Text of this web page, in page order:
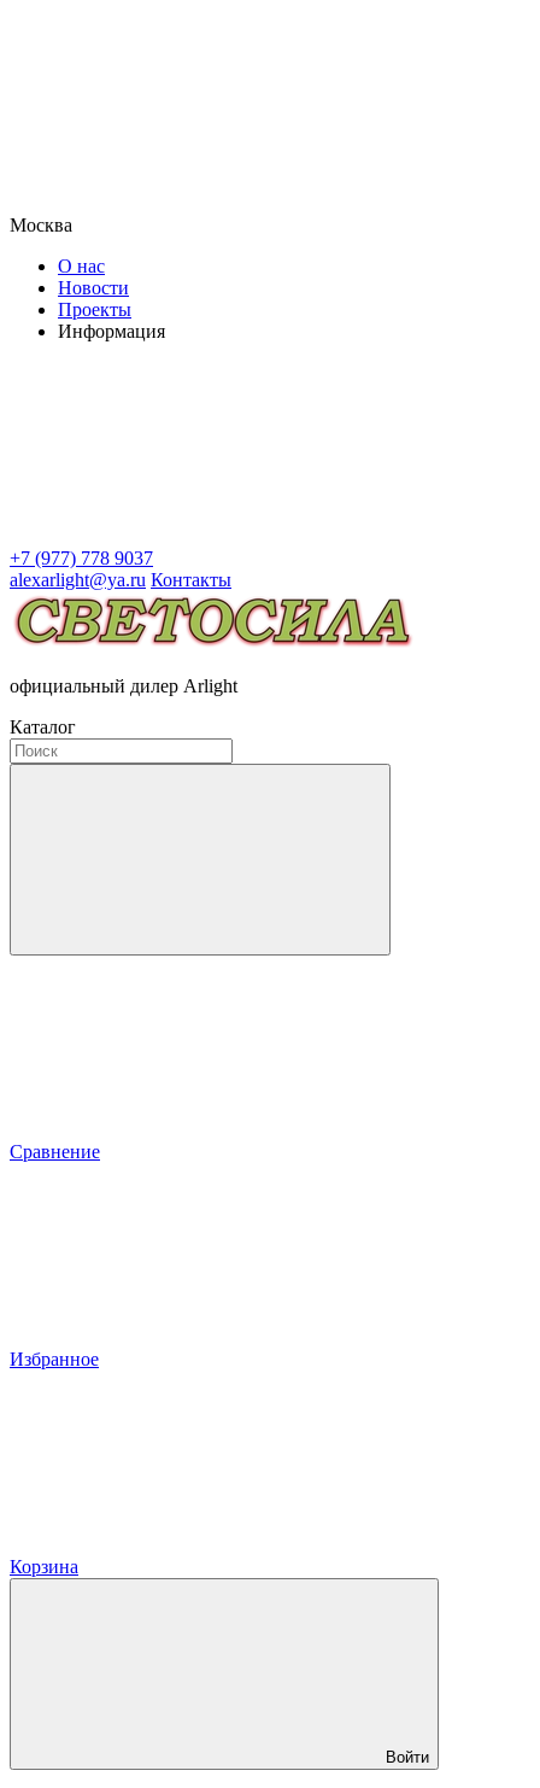
Москва
О нас
Новости
Проекты
Информация
+7 (977) 778 9037
alexarlight@ya.ru Контакты
официальный дилер Arlight
Каталог
Сравнение
Избранное
Корзина
Войти